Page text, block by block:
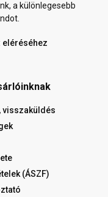
a különlegesebb
eléréséhez
visszaküldés
(ÁSZF)